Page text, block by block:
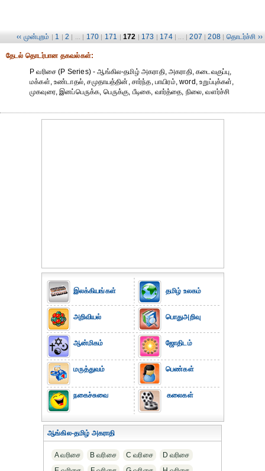
‹‹ முன்புறம் | 1 | 2 | ... | 170 | 171 | 172 | 173 | 174 | ... | 207 | 208 | தொடர்ச்சி ››
தேட‌ல் தொட‌ர்பான தகவ‌ல்க‌ள்:
P வரிசை (P Series) - ஆங்கில-தமிழ் அகராதி, அகராதி, கடைவகுப்பு,
மக்கள், உண்டாதல், சமுதாயத்தின், சார்ந்த, பாயிரம், word, உறுப்புக்கள்,
முகவுரை, இனப்பெருக்க, பெருக்கு, பீடிகை, வார்த்தை, நிலை, வளர்ச்சி
இலக்கியங்கள்
அறிவியல்
ஆன்மிகம்
மருத்துவம்
நகைச்சுவை
தமிழ் உலகம்
பொதுஅறிவு
ஜோதிடம்
பெண்கள்
கலைகள்
ஆங்கில-தமிழ் அகராதி
A வரிசை B வரிசை C வரிசை
D வரிசை